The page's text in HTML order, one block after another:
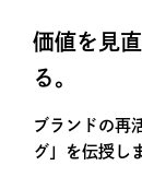
価値を見
る。
ブランドの再
グ」を伝授し